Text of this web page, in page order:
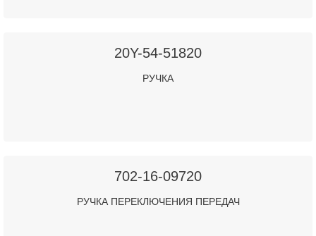
20Y-54-51820
РУЧКА
702-16-09720
РУЧКА ПЕРЕКЛЮЧЕНИЯ ПЕРЕДАЧ